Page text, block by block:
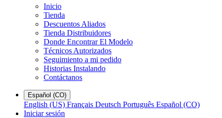
Inicio
Tienda
Descuentos Aliados
Tienda Distribuidores
Donde Encontrar El Modelo
Técnicos Autorizados
Seguimiento a mi pedido
Historias Instalando
Contáctanos
Español (CO)
English (US) Français Deutsch Português Español (CO)
Iniciar sesión